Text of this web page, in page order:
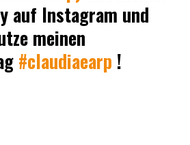
auf Instagram und
meinen
#claudiaearp !